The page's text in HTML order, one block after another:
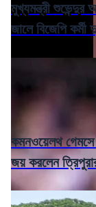
মুখ্যমন্ত্রী
জালে বিজেপি কর্মী
কমনওয়েলথ
জয় করলেন